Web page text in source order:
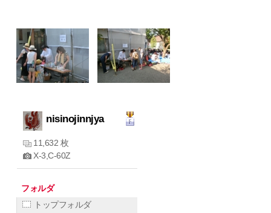
nisinojinnjya
11,632 枚
X-3,C-60Z
フォルダ
トップフォルダ